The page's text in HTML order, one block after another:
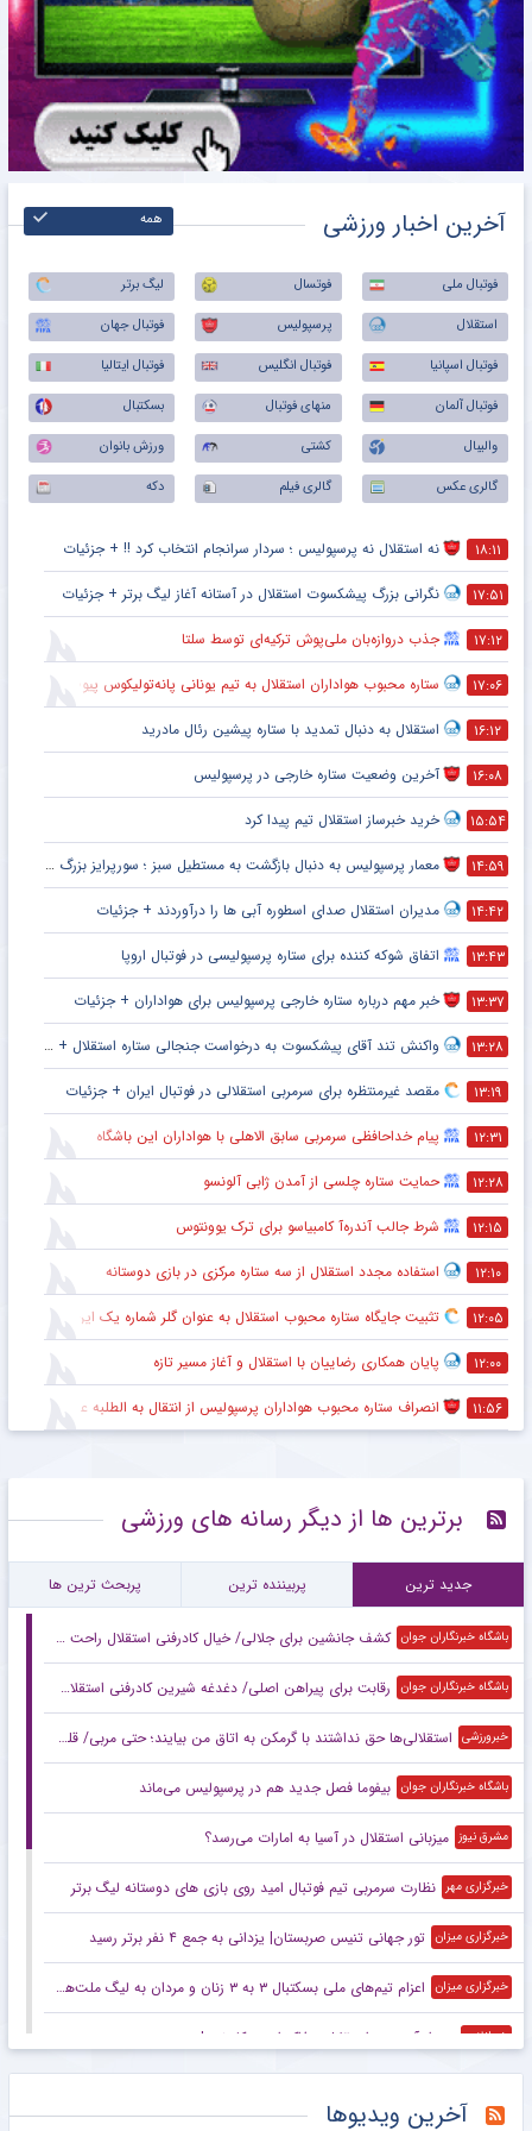
آخرین اخبار ورزشی همه
فوتبال ملی فوتسال
لیگ برتر
استقلال
پرسپولیس
فوتبال جهان
فوتبال اسپانیا
فوتبال انگلیس
فوتبال ایتالیا
فوتبال آلمان
منهای فوتبال
بسکتبال
والیبال
کشتی
ورزش بانوان
گالری عکس
گالری فیلم دکه
۱۸:۱۱ نه استقلال نه پرسپولیس ؛ سردار سرانجام انتخاب کرد !! + جزئیات
۱۷:۵۱ نگرانی بزرگ پیشکسوت استقلال در آستانه آغاز لیگ برتر + جزئیات
۱۷:۱۲ جذب دروازه‌بان ملی‌پوش ترکیه‌ای توسط سلتا
۱۷:۰۶ ستاره محبوب هواداران استقلال به تیم یونانی پانه‌تولیکوس پیوست
۱۶:۱۲ استقلال به دنبال تمدید با ستاره پیشین رئال مادرید
۱۶:۰۸ آخرین وضعیت ستاره خارجی در پرسپولیس
۱۵:۵۴ خرید خبرساز استقلال تیم پیدا کرد
۱۴:۵۹ معمار پرسپولیس به دنبال بازگشت به مستطیل سبز ؛ سورپرایز بزرگ در راه است ؟ + جزئیات
۱۴:۴۲ مدیران استقلال صدای اسطوره آبی ها را درآوردند + جزئیات
۱۳:۴۳ اتفاق شوکه کننده برای ستاره پرسپولیسی در فوتبال اروپا
۱۳:۳۷ خبر مهم درباره ستاره خارجی پرسپولیس برای هواداران + جزئیات
۱۳:۲۸ واکنش تند آقای پیشکسوت به درخواست جنجالی ستاره استقلال + جزئیات
۱۳:۱۹ مقصد غیرمنتظره برای سرمربی استقلالی در فوتبال ایران + جزئیات
۱۲:۳۱ پیام خداحافظی سرمربی سابق الاهلی با هواداران این باشگاه
۱۲:۲۸ حمایت ستاره چلسی از آمدن ژابی آلونسو
۱۲:۱۵ شرط جالب آندره‌آ کامبیاسو برای ترک یوونتوس
۱۲:۱۰ استفاده مجدد استقلال از سه ستاره مرکزی در بازی دوستانه
۱۲:۰۵ تثبیت جایگاه ستاره محبوب استقلال به عنوان گلر شماره یک این تیم برای شروع لیگ
۱۲:۰۰ پایان همکاری رضاییان با استقلال و آغاز مسیر تازه
۱۱:۵۶ انصراف ستاره محبوب هواداران پرسپولیس از انتقال به الطلبه عراق
برترین ها از دیگر رسانه های ورزشی
جدید ترین پربیننده ترین پربحث ترین ها
باشگاه خبرنگاران جوان کشف جانشین برای جلالی/ خیال کادرفنی استقلال راحت شد
باشگاه خبرنگاران جوان رقابت برای پیراهن اصلی/ دغدغه شیرین کادرفنی استقلال در آستانه آغاز لیگ
خبرورزشی استقلالی‌ها حق نداشتند با گرمکن به اتاق من بیایند؛ حتی مربی/ قلعه‌نویی گفت فرهاد مجیدی را نمی‌خواهم! +ویدیو
باشگاه خبرنگاران جوان بیفوما فصل جدید هم در پرسپولیس می‌ماند
مشرق نیوز میزبانی استقلال در آسیا به امارات می‌رسد؟
خبرگزاری مهر نظارت سرمربی تیم‌ فوتبال امید روی بازی های دوستانه لیگ برتر
خبرگزاری میزان تور جهانی تنیس صربستان| یزدانی به جمع ۴ نفر برتر رسید
خبرگزاری میزان اعزام تیم‌های ملی بسکتبال ۳ به ۳ زنان و مردان به لیگ ملت‌های زیر ۲۳ سال
خبرانلاین سردار آزمون و استقلال؛ مذاکره‌ای در کار نبود!
آخرین ویدیوها